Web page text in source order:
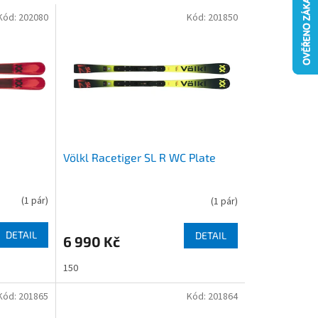
(1 pár)
DETAIL
202080
Völkl Racetiger SL R WC Plate
(1 pár)
6 990 Kč DETAIL
150
Kód: 201850
201865 Kód: 201864